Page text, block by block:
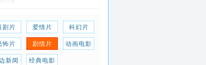
剧片 爱情片 科幻片
怖片 剧情片 动画电影
新闻 经典电影